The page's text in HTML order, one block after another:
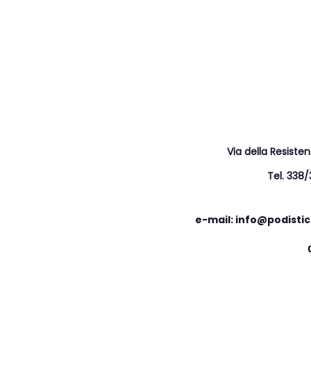
Via della
Tel.
e-mail: